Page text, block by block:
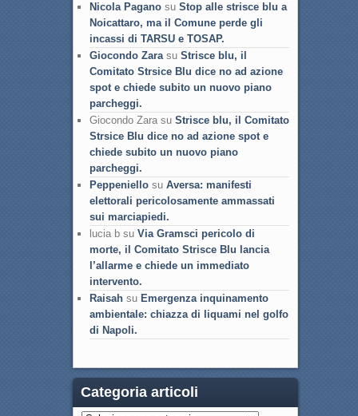
Nicola Paganosu Stop alle strisce blu a
Noicattaro, ma il Comune perde gli
incassi di TARSU e TOSAP.
Giocondo Zarasu Strisce blu, il
Comitato Strsice Blu dice no ad azione
spot e chiede subito un nuovo piano
parcheggi.
Giocondo Zara su Strisce blu, il Comitato
Strsice Blu dice no ad azione spot e
chiede subito un nuovo piano
parcheggi.
Peppeniellosu Aversa: manifesti
elettorali pericolosamente ammassati
sui marciapiedi.
lucia b su Via Gramsci pericolo di
morte, il Comitato Strisce Blu lancia
l’allarme e chiede un immediato
intervento.
Raisahsu Emergenza inquinamento
ambientale: chiazza di liquami nel golfo
di Napoli.
Categoria articoli